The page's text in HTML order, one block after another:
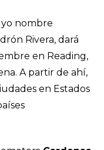
nombre
Rivera, dará
en Reading,
A partir de ahí,
en Estados